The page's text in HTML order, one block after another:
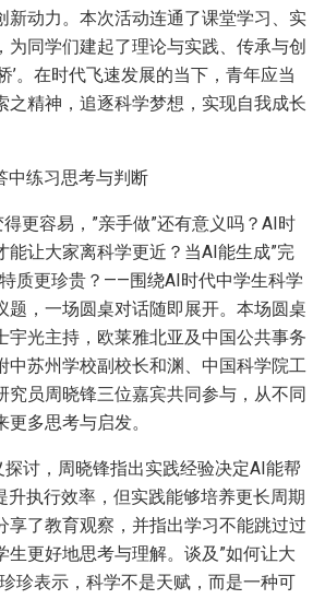
新动力。本次活动连通了课堂学习、实
为同学们建起了理论与实践、传承与创
’。在时代飞速发展的当下，青年应当
之精神，追逐科学梦想，实现自我成长
中练习思考与判断
更容易，”亲手做”还有意义吗？AI时
能让大家离科学更近？当AI能生成”完
质更珍贵？——围绕AI时代中学生科学
题，一场圆桌对话随即展开。本场圆桌
宇光主持，欧莱雅北亚及中国公共事务
中苏州学校副校长和渊、中国科学院工
究员周晓锋三位嘉宾共同参与，从不同
多思考与启发。
探讨，周晓锋指出实践经验决定AI能帮
升执行效率，但实践能够培养更长周期
享了教育观察，并指出学习不能跳过过
生更好地思考与理解。谈及”如何让大
珍表示，科学不是天赋，而是一种可